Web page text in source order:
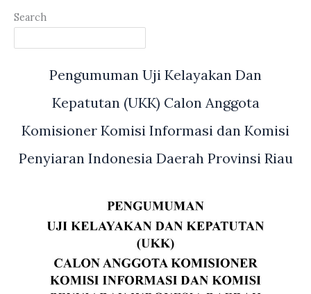
Acara
Pisah
Sambut
Provinsi
Kejati
Riau
Search
Pengumuman Uji Kelayakan Dan
Kepatutan (UKK) Calon Anggota
Komisioner Komisi Informasi dan Komisi
Penyiaran Indonesia Daerah Provinsi Riau